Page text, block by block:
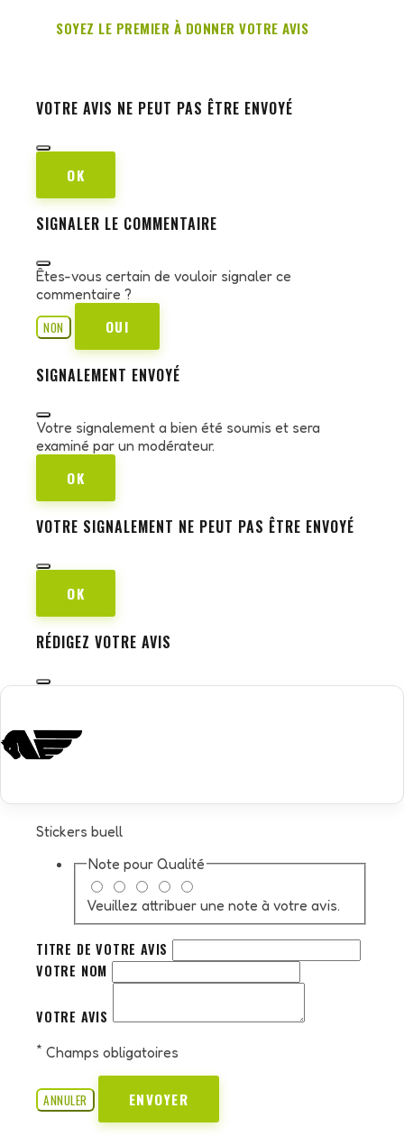
SOYEZ LE PREMIER À DONNER VOTRE AVIS
VOTRE AVIS NE PEUT PAS ÊTRE ENVOYÉ
OK
SIGNALER LE COMMENTAIRE
Êtes-vous certain de vouloir signaler ce
commentaire ?
NON
OUI
SIGNALEMENT ENVOYÉ
Votre signalement a bien été soumis et sera
examiné par un modérateur.
OK
VOTRE SIGNALEMENT NE PEUT PAS ÊTRE ENVOYÉ
OK
RÉDIGEZ VOTRE AVIS
Stickers buell
Note pour Qualité
Veuillez attribuer une note à votre avis.
TITRE DE VOTRE AVIS
VOTRE NOM
VOTRE AVIS
* Champs obligatoires
ANNULER ENVOYER